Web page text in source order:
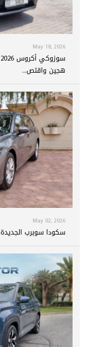
May 18, 2026
هجين واقتص...
May 02, 2026
سكودا سوبرب الجديدة